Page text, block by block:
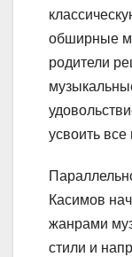
обширные
родители
усвоить
Касимов
жанрами
стили и